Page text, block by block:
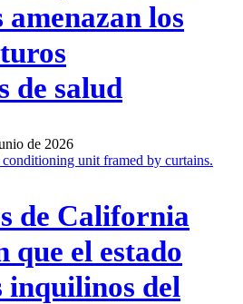
los
de salud
de 2026
de California
que el estado
inquilinos del